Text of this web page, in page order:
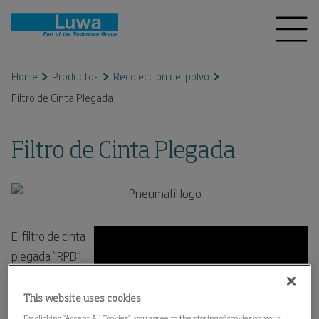
Home Productos
Recolección del polvo
Filtro de Cinta Plegada
Filtro de Cinta Plegada
El filtro de cinta
plegada “RPB”
supercompacto
para aspiración
This website uses cookies